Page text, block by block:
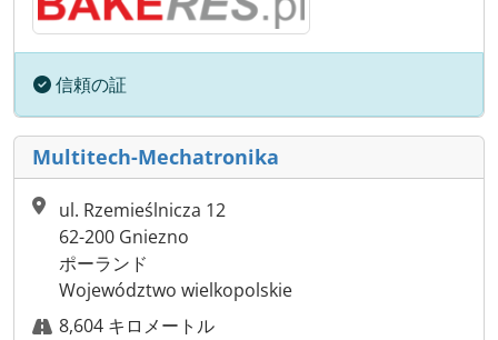
信頼の証
Multitech-Mechatronika
ul. Rzemieślnicza 12
62-200 Gniezno
ポーランド
Województwo wielkopolskie
8,604 キロメートル